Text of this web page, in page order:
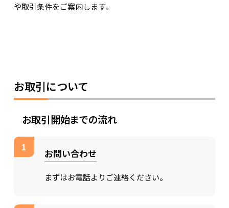
や取引条件をご案内します。
お取引について
お取引開始までの流れ
1 お問い合わせ
まずはお電話よりご連絡ください。